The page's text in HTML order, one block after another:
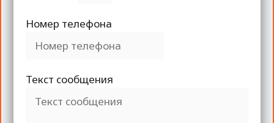
Номер телефона
Текст сообщения